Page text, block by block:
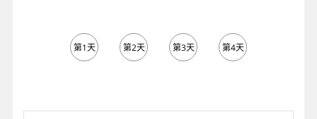
第1天 第2天 第3天 第4天